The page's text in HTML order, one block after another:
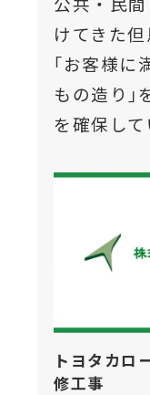
けてきた但
｢お客様に
もの造り｣
を確保して
トヨタカロ
修工事